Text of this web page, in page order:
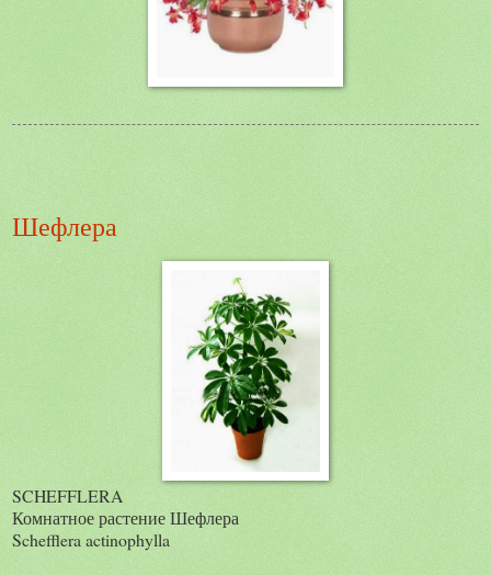
Шефлера
SCHEFFLERA
Комнатное растение Шефлера
Schefflera actinophylla